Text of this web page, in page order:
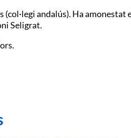
andalús). Ha amonestat
Seligrat.